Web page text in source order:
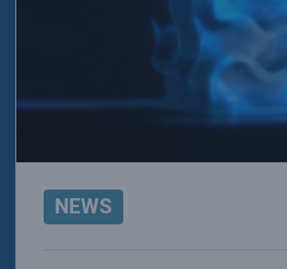
NEWS